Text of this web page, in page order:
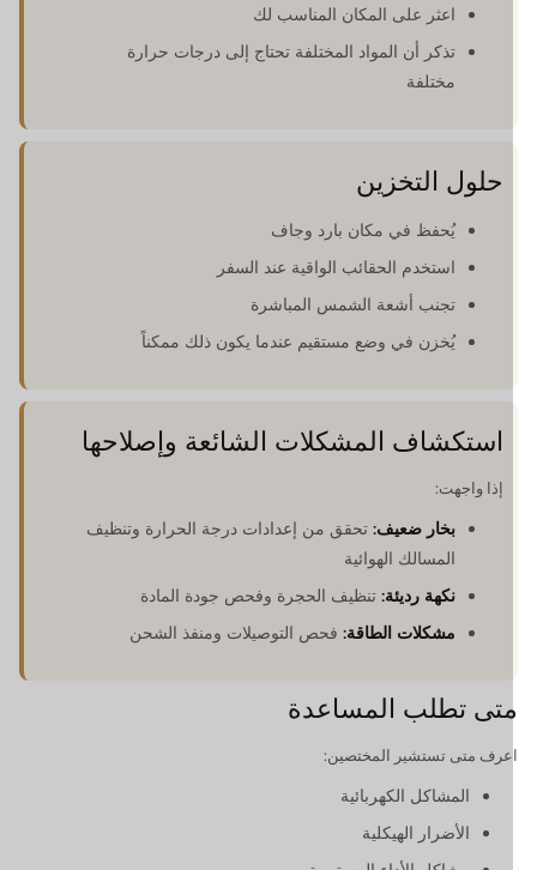
اعثر على المكان المناسب لك
تذكر أن المواد المختلفة تحتاج إلى درجات حرارة
مختلفة
حلول التخزين
يُحفظ في مكان بارد وجاف
استخدم الحقائب الواقية عند السفر
تجنب أشعة الشمس المباشرة
يُخزن في وضع مستقيم عندما يكون ذلك ممكناً
استكشاف المشكلات الشائعة وإصلاحها
إذا واجهت:
بخار ضعيف:تحقق من إعدادات درجة الحرارة وتنظيف
المسالك الهوائية
نكهة رديئة:تنظيف الحجرة وفحص جودة المادة
مشكلات الطاقة:فحص التوصيلات ومنفذ الشحن
تطلب المساعدة
متى تستشير المختصين:
المشاكل الكهربائية
الأضرار الهيكلية